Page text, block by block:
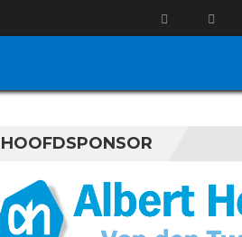
HOOFDSPONSOR